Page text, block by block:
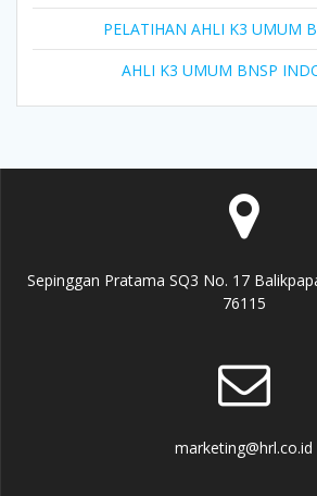
PELATIHAN AHLI K3 UMUM
AHLI K3 UMUM BNSP
Sepinggan Pratama SQ3 No. 17
76115
marketing@hrl.co.id